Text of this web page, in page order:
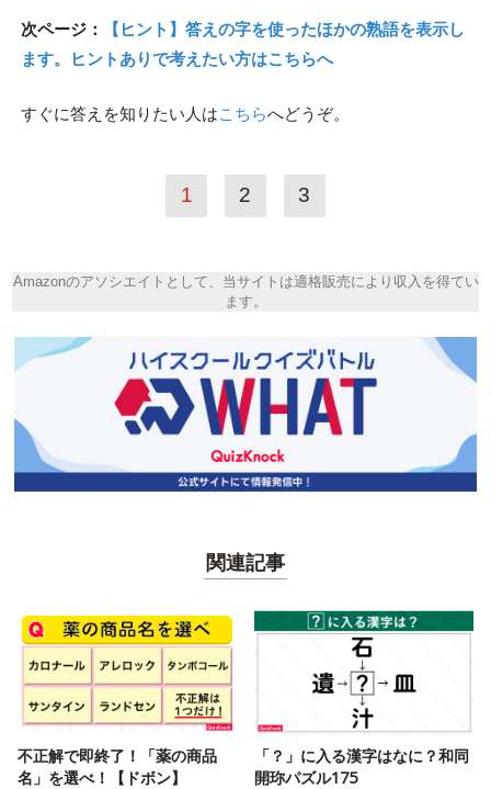
次ページ：
【ヒント】答えの字を使ったほかの熟語を表示し
ます。ヒントありで考えたい方はこちらへ
すぐに答えを知りたい人はこちらへどうぞ。
1 2 3
Amazonのアソシエイトとして、当サイトは適格販売により収入を得てい
ます。
関連記事
不正解で即終了！「薬の商品
名」を選べ！【ドボン】
「？」に入る漢字はなに？和同
開珎パズル175